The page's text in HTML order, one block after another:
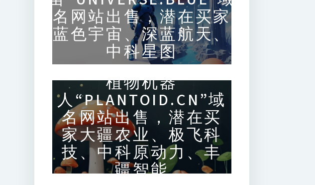
名网站出售，潜在买家
蓝色宇宙、深蓝航天、
中科星图
植物机器
人“PLANTOID.CN”域
名网站出售，潜在买
家大疆农业、极飞科
技、中科原动力、丰
疆智能